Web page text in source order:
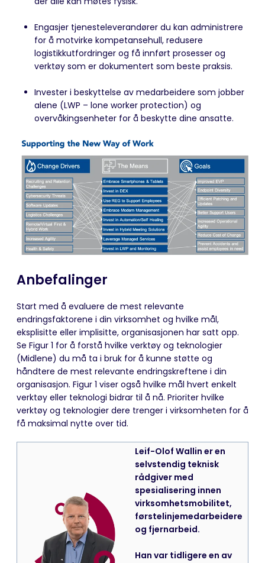
Engasjer tjenesteleverandører du kan administrere
for å motvirke kompetansehull, redusere
logistikkutfordringer og få innført prosesser og
verktøy som er dokumentert som beste praksis.
Invester i beskyttelse av medarbeidere som jobber
alene (LWP – lone worker protection) og
overvåkingsenheter for å beskytte dine ansatte.
Anbefalinger
Start med å evaluere de mest relevante
endringsfaktorene i din virksomhet og hvilke mål,
eksplisitte eller implisitte, organisasjonen har satt opp.
Se Figur 1 for å forstå hvilke verktøy og teknologier
(Midlene) du må ta i bruk for å kunne støtte og
håndtere de mest relevante endringskreftene i din
organisasjon. Figur 1 viser også hvilke mål hvert enkelt
verktøy eller teknologi bidrar til å nå. Prioriter hvilke
verktøy og teknologier dere trenger i virksomheten for å
få maksimal nytte over tid.
Leif-Olof Wallin er en
selvstendig teknisk
rådgiver med
spesialisering innen
virksomhetsmobilitet,
førstelinjemedarbeidere
og fjernarbeid.
Han var tidligere en av